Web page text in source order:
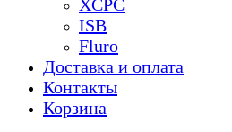
XCPC
ISB
Fluro
Доставка и оплата
Контакты
Корзина